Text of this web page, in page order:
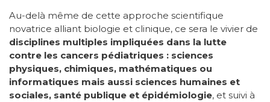
Au-delà même de cette approche scientifique
novatrice alliant biologie et clinique, ce sera le vivier de
disciplines multiples impliquées dans la lutte
contre les cancers pédiatriques : sciences
physiques, chimiques, mathématiques ou
informatiques mais aussi sciences humaines et
sociales, santé publique et épidémiologie, et suivi à